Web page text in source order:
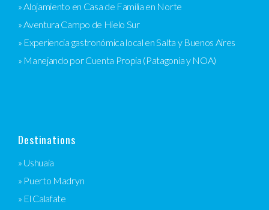
» Alojamiento en Casa de Familia en Norte
» Aventura Campo de Hielo Sur
» Experiencia gastronómica local en Salta y Buenos Aires
» Manejando por Cuenta Propia (Patagonia y NOA)
Destinations
» Ushuaia
» Puerto Madryn
» El Calafate